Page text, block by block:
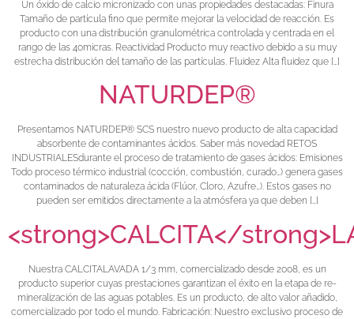
Un óxido de calcio micronizado con unas propiedades destacadas: Finura
Tamaño de partícula fino que permite mejorar la velocidad de reacción. Es
producto con una distribución granulométrica controlada y centrada en el
rango de las 40micras. Reactividad Producto muy reactivo debido a su muy
estrecha distribución del tamaño de las partículas. Fluidez Alta fluidez que […]
NATURDEP®
Presentamos NATURDEP® SCS nuestro nuevo producto de alta capacidad
absorbente de contaminantes ácidos. Saber más novedad RETOS
INDUSTRIALESdurante el proceso de tratamiento de gases ácidos: Emisiones
Todo proceso térmico industrial (cocción, combustión, curado…) genera gases
contaminados de naturaleza ácida (Flúor, Cloro, Azufre…). Estos gases no
pueden ser emitidos directamente a la atmósfera ya que deben […]
<strong>CALCITA</
Nuestra CALCITALAVADA 1/3 mm, comercializado desde 2008, es un
producto superior cuyas prestaciones garantizan el éxito en la etapa de re-
mineralización de las aguas potables. Es un producto, de alto valor añadido,
comercializado por todo el mundo. Fabricación: Nuestro exclusivo proceso de